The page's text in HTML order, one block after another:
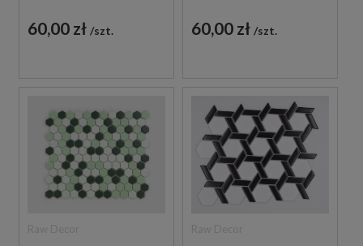
60,00 zł szt. 60,00 zł szt.